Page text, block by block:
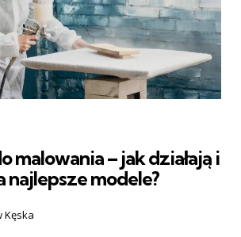
malowania – jak działają i
najlepsze modele?
Kęska